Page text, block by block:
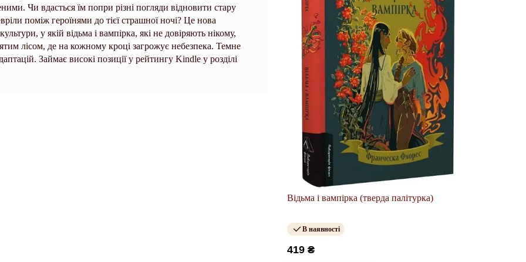
Чи вдасться їм попри різні погляди відновити стару
поміж героїнями до тієї страшної ночі? Це нова
у якій відьма і вампірка, які не довіряють нікому,
лісом, де на кожному кроці загрожує небезпека. Темне
Займає високі позиції у рейтингу Kindle у розділі
Відьма і вампірка (тверда палітурка)
В наявності
419 ₴